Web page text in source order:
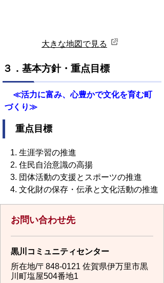
大きな地図で見る
３．基本方針・重点目標
≪活力に富み、心豊かで文化を育む町
づくり≫
重点目標
生涯学習の推進
住民自治意識の高揚
団体活動の支援とスポーツの推進
文化財の保存・伝承と文化活動の推進
お問い合わせ先
黒川コミュニティセンター
所在地/〒848-0121 佐賀県伊万里市黒
川町塩屋504番地1